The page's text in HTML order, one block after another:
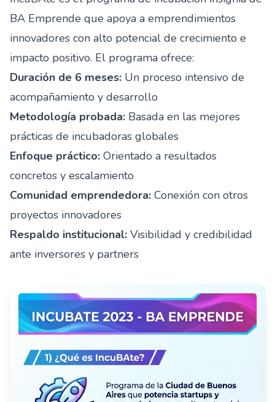
BA Emprende que apoya a emprendimientos
innovadores con alto potencial de crecimiento e
impacto positivo. El programa ofrece:
Duración de 6 meses: Un proceso intensivo de
acompañamiento y desarrollo
Metodología probada: Basada en las mejores
prácticas de incubadoras globales
Enfoque práctico: Orientado a resultados
concretos y escalamiento
Comunidad emprendedora: Conexión con otros
proyectos innovadores
Respaldo institucional: Visibilidad y credibilidad
ante inversores y partners